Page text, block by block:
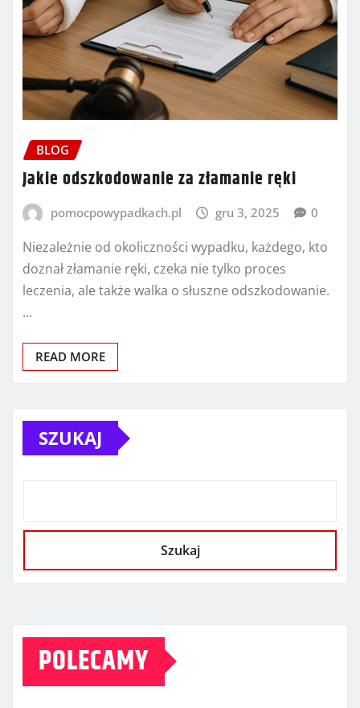
BLOG
Jakie odszkodowanie za złamanie ręki
pomocpowypadkach.pl gru 3, 2025 0
Niezależnie od okoliczności wypadku, każdego, kto
doznał złamanie ręki, czeka nie tylko proces
leczenia, ale także walka o słuszne odszkodowanie.
…
READ MORE
SZUKAJ
Szukaj
POLECAMY